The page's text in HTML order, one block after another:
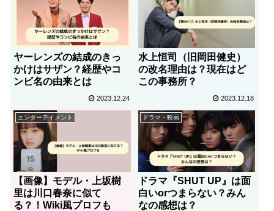
ヤーレンズの結成のきっ
かけはサザン？経歴やコ
ンビ名の由来とは
2023.12.24
水上恒司（旧岡田健史）
の改名理由は？現在はど
この事務所？
2023.12.18
エンターテイメント
【画像】モデル・上坂樹
里は川口春奈に似て
る？！Wiki風プロフも
ドラマ・映画
ドラマ『SHUT UP』は面
白いorつまらない？みん
なの感想は？